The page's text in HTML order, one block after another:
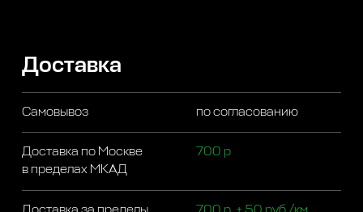
Доставка
Самовывоз по согласованию
Доставка по Москве
в пределах МКАД
700 р